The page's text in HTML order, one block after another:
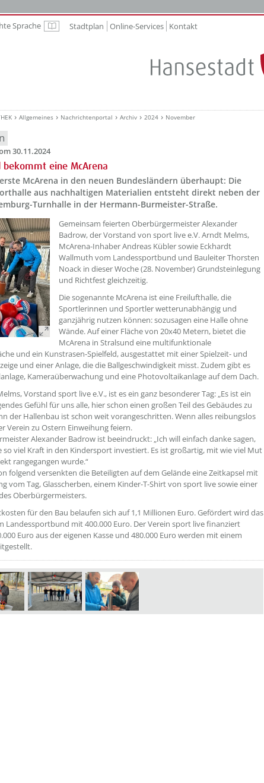
Sprache Leichte Sprache
Stadtplan Online-Services Kontakt
Allgemeines Nachrichtenportal Archiv 2024 November
30.11.2024
bekommt eine McArena
McArena in den neuen Bundesländern überhaupt: Die
aus nachhaltigen Materialien entsteht direkt neben der
Turnhalle in der Hermann-Burmeister-Straße.
??? absaetzeOben[1]/titel ???
Gemeinsam feierten Oberbürgermeister Alexander
Badrow, der Vorstand von sport live e.V. Arndt Melms,
McArena-Inhaber Andreas Kübler sowie Eckhardt
Wallmuth vom Landessportbund und Bauleiter Thorsten
Noack in dieser Woche (28. November) Grundsteinlegung
und Richtfest gleichzeitig.
Die sogenannte McArena ist eine Freilufthalle, die
Sportlerinnen und Sportler wetterunabhängig und
ganzjährig nutzen können: sozusagen eine Halle ohne
Wände. Auf einer Fläche von 20x40 Metern, bietet die
McArena in Stralsund eine multifunktionale
und ein Kunstrasen-Spielfeld, ausgestattet mit einer Spielzeit- und
und einer Anlage, die die Ballgeschwindigkeit misst. Zudem gibt es
Kameraüberwachung und eine Photovoltaikanlage auf dem Dach.
Vorstand sport live e.V., ist es ein ganz besonderer Tag: „Es ist ein
Gefühl für uns alle, hier schon einen großen Teil des Gebäudes zu
der Hallenbau ist schon weit vorangeschritten. Wenn alles reibungslos
Verein zu Ostern Einweihung feiern.
Alexander Badrow ist beeindruckt: „Ich will einfach danke sagen,
so viel Kraft in den Kindersport investiert. Es ist großartig, mit wie viel Mut
rangegangen wurde.“
folgend versenkten die Beteiligten auf dem Gelände eine Zeitkapsel mit
vom Tag, Glasscherben, einem Kinder-T-Shirt von sport live sowie einer
Oberbürgermeisters.
für den Bau belaufen sich auf 1,1 Millionen Euro. Gefördert wird das
Landessportbund mit 400.000 Euro. Der Verein sport live finanziert
Euro aus der eigenen Kasse und 480.000 Euro werden mit einem